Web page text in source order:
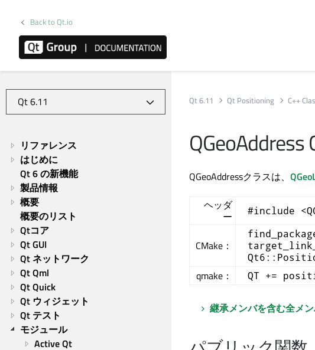
Back to Qt.io
リファレンス
はじめに
Qt 6 の新機能
製品情報
概要
概要のリスト
Qtコア
Qt GUI
Qt ネットワーク
Qt Qml
Qt Quick
Qt ウィジェット
Qt テスト
モジュール
Active Qt
Qt 6.11 Qt Positioning C++
QGeoAddress
QGeoAddressクラスは、
ヘッダ
ー
#include
CMake：
qmake： QT +=
継承メンバを含む全メ